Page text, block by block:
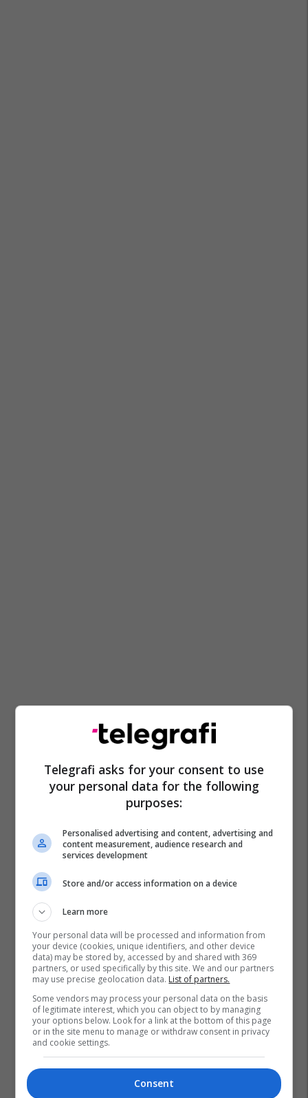
Telegrafi asks for your consent to use
your personal data for the following
purposes:
Personalised advertising and content, advertising and
content measurement, audience research and
services development
Store and/or access information on a device
Learn more
Your personal data will be processed and information from
your device (cookies, unique identifiers, and other device
data) may be stored by, accessed by and shared with 369
partners, or used specifically by this site. We and our partners
may use precise geolocation data. List of partners.
Some vendors may process your personal data on the basis
of legitimate interest, which you can object to by managing
your options below. Look for a link at the bottom of this page
or in the site menu to manage or withdraw consent in privacy
and cookie settings.
Consent